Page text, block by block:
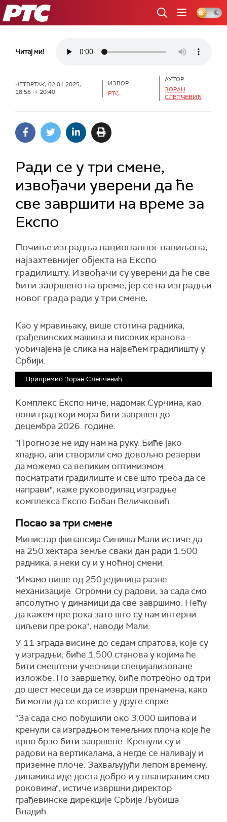
РТС
Читај ми!
ЧЕТВРТАК, 02.01.2025,
18:56 -> 20:40
ИЗВОР:
РТС
АУТОР:
ЗОРАН
СЛЕПЧЕВИЋ
Ради се у три смене,
извођачи уверени да ће
све завршити на време за
Експо
Почиње изградња националног павиљона,
најзахтевнијег објекта на Експо
градилишту. Извођачи су уверени да ће све
бити завршено на време, јер се на изградњи
новог града ради у три смене.
Као у мравињаку, више стотина радника,
грађевинских машина и високих кранова –
уобичајена је слика на највећем градилишту у
Србији.
Припремио Зоран Слепчевић
Комплекс Експо ниче, надомак Сурчина, као
нови град који мора бити завршен до
децембра 2026. године.
"Прогнозе не иду нам на руку. Биће јако
хладно, али створили смо довољно резерви
да можемо са великим оптимизмом
посматрати градилиште и све што треба да се
направи", каже руководилац изградње
комплекса Експо Бобан Величковић.
Посао за три смене
Министар финансија Синиша Мали истиче да
на 250 хектара земље сваки дан ради 1.500
радника, а неки су и у ноћној смени.
"Имамо више од 250 јединица разне
механизације. Огромни су радови, за сада смо
апсолутно у динамици да све завршимо. Нећу
да кажем пре рока зато што су нам интерни
циљеви пре рока", наводи Мали.
У 11 зграда висине до седам спратова, које су
у изградњи, биће 1.500 станова у којима ће
бити смештени учесници специјализоване
изложбе. По завршетку, биће потребно од три
до шест месеци да се изврши пренамена, како
би могли да се користе у друге сврхе.
"За сада смо побушили око 3.000 шипова и
кренули са изградњом темељних плоча које ће
врло брзо бити завршене. Кренули су и
радови на вертикалама, а негде се наливају и
приземне плоче. Захваљујући лепом времену,
динамика иде доста добро и у планираним смо
роковима", истиче извршни директор
грађевинске дирекције Србије Љубиша
Владић.